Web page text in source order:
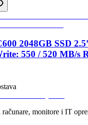
2048GB SSD
550 / 520 MB/s
računare, monitore i IT